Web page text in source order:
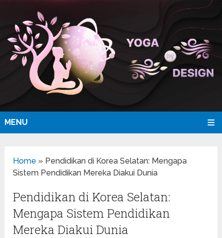
MENU
Home » Pendidikan di Korea Selatan: Mengapa
Sistem Pendidikan Mereka Diakui Dunia
Pendidikan di Korea Selatan:
Mengapa Sistem Pendidikan
Mereka Diakui Dunia